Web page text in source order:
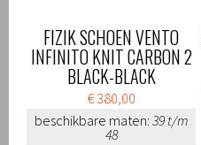
FIZIK SCHOEN VENTO
INFINITO KNIT CARBON 2
BLACK-BLACK
€ 380,00
beschikbare maten: 39 t/m
48